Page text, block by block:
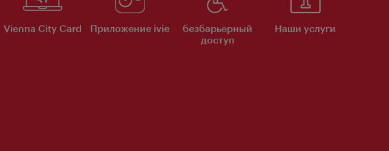
Vienna City Card Приложение ivie
безбарьерный
доступ
Наши услуги